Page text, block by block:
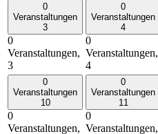
0
Veranstaltungen
3
0
Veranstaltungen,
3
0
Veranstaltungen
4
0
Veranstaltungen,
4
0
Veranstaltungen
10
0
Veranstaltungen,
0
Veranstaltungen
11
0
Veranstaltungen,